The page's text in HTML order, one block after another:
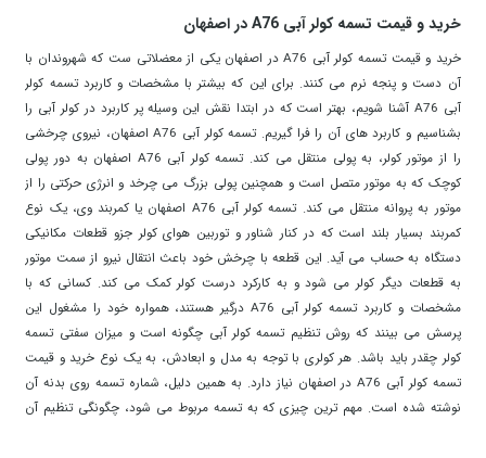
خرید و قیمت تسمه کولر آبی A76 در اصفهان
خرید و قیمت تسمه کولر آبی A76 در اصفهان یکی از معضلاتی ست که شهروندان با
آن دست و پنجه نرم می کنند. برای این که بیشتر با مشخصات و کاربرد تسمه کولر
آبی A76 آشنا شویم، بهتر است که در ابتدا نقش این وسیله پر کاربرد در کولر آبی را
بشناسیم و کاربرد های آن را فرا گیریم. تسمه کولر آبی A76 اصفهان، نیروی چرخشی
را از موتور کولر، به پولی منتقل می کند. تسمه کولر آبی A76 اصفهان به دور پولی
کوچک که به موتور متصل است و همچنین پولی بزرگ می چرخد و انرژی حرکتی را از
موتور به پروانه منتقل می کند. تسمه کولر آبی A76 اصفهان یا کمربند وی، یک نوع
کمربند بسیار بلند است که در کنار شناور و توربین هوای کولر جزو قطعات مکانیکی
دستگاه به حساب می آید. این قطعه با چرخش خود باعث انتقال نیرو از سمت موتور
به قطعات دیگر کولر می شود و به کارکرد درست کولر کمک می کند. کسانی که با
مشخصات و کاربرد تسمه کولر آبی A76 درگیر هستند، همواره خود را مشغول این
پرسش می بینند که روش تنظیم تسمه کولر آبی چگونه است و میزان سفتی تسمه
کولر چقدر باید باشد. هر کولری با توجه به مدل و ابعادش، به یک نوع خرید و قیمت
تسمه کولر آبی A76 در اصفهان نیاز دارد. به همین دلیل، شماره تسمه روی بدنه آن
نوشته شده است. مهم ترین چیزی که به تسمه مربوط می شود، چگونگی تنظیم آن